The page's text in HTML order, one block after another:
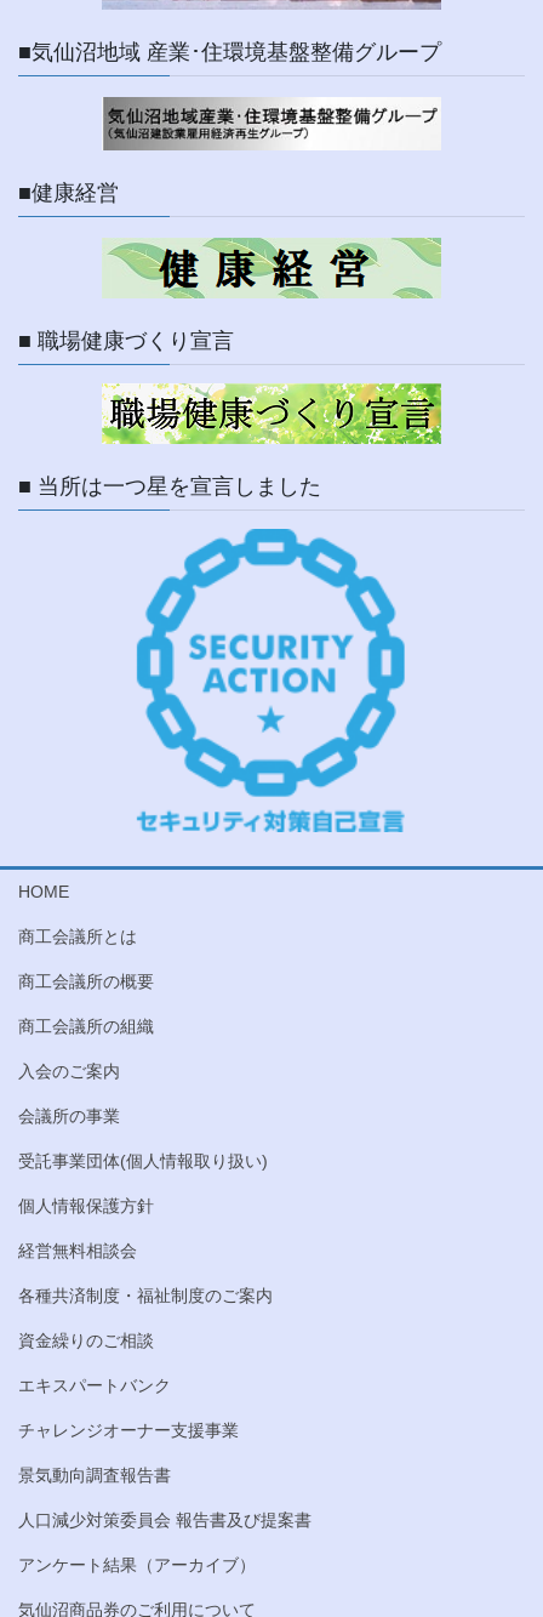
■気仙沼地域 産業･住環境基盤整備グループ
■健康経営
■ 職場健康づくり宣言
■ 当所は一つ星を宣言しました
HOME
商工会議所とは
商工会議所の概要
商工会議所の組織
入会のご案内
会議所の事業
受託事業団体(個人情報取り扱い)
個人情報保護方針
経営無料相談会
各種共済制度・福祉制度のご案内
資金繰りのご相談
エキスパートバンク
チャレンジオーナー支援事業
景気動向調査報告書
人口減少対策委員会 報告書及び提案書
アンケート結果（アーカイブ）
気仙沼商品券のご利用について